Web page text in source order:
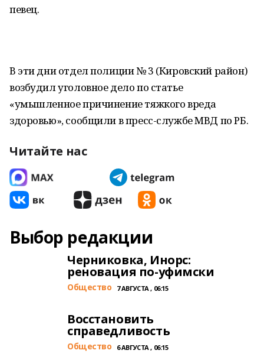
певец.
В эти дни отдел полиции № 3 (Кировский район)
возбудил уголовное дело по статье
«умышленное причинение тяжкого вреда
здоровью», сообщили в пресс-службе МВД по РБ.
Читайте нас
Выбор редакции
Черниковка, Инорс:
реновация по-уфимски
Общество 7 АВГУСТА , 06:15
Восстановить
справедливость
Общество 6 АВГУСТА , 06:15